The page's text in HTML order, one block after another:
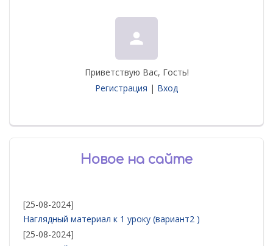
person
Приветствую Вас, Гость!
Регистрация | Вход
Новое на сайте
[25-08-2024]
Наглядный материал к 1 уроку (вариант2 )
[25-08-2024]